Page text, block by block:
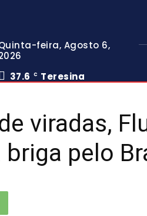
feira, Agosto 6,
37.6
C Teresina
viradas,
briga pelo